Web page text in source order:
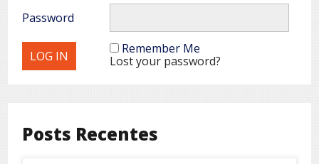
Password
Remember Me
Lost your password?
Posts Recentes